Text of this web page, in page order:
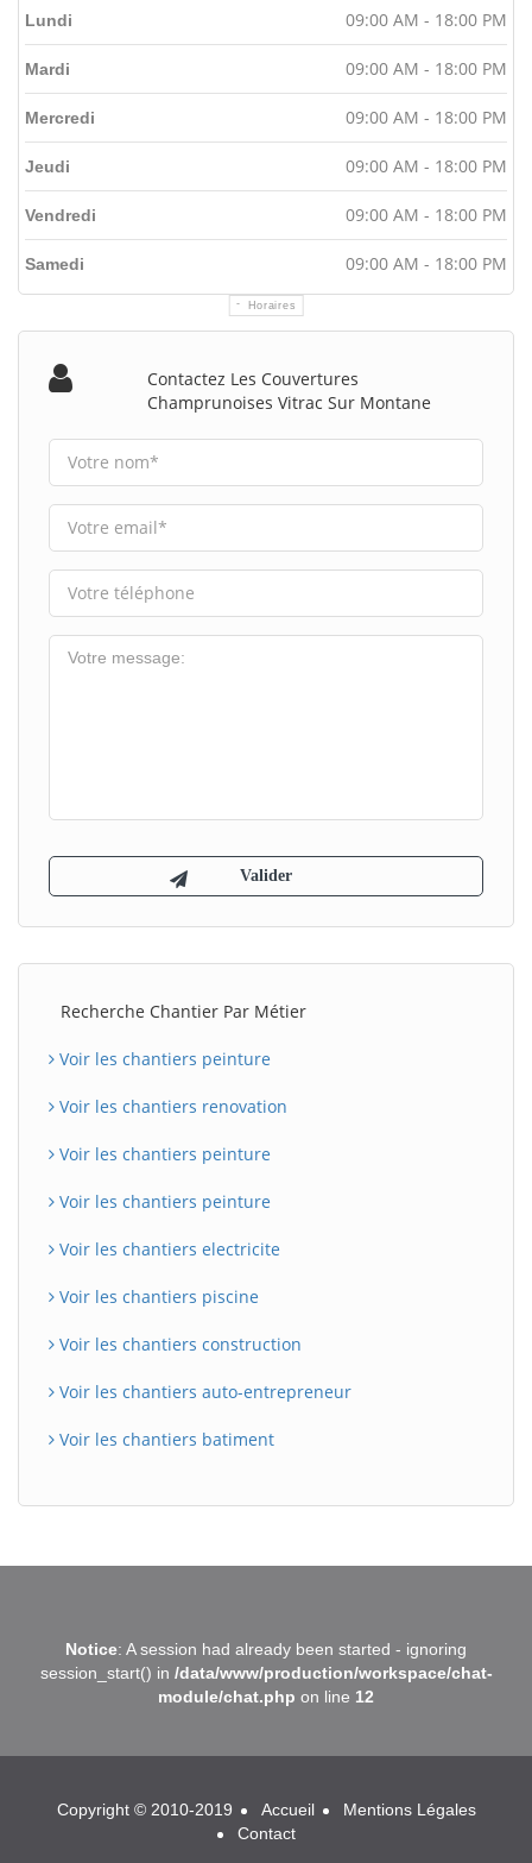
Horaires
Lundi 09:00 AM - 18:00 PM
Mardi 09:00 AM - 18:00 PM
Mercredi 09:00 AM - 18:00 PM
Jeudi 09:00 AM - 18:00 PM
Vendredi 09:00 AM - 18:00 PM
Samedi 09:00 AM - 18:00 PM
Contactez Les Couvertures
Champrunoises Vitrac Sur Montane
Recherche Chantier Par Métier
Voir les chantiers peinture
Voir les chantiers renovation
Voir les chantiers peinture
Voir les chantiers peinture
Voir les chantiers electricite
Voir les chantiers piscine
Voir les chantiers construction
Voir les chantiers auto-entrepreneur
Voir les chantiers batiment
Notice: A session had already been started - ignoring
session_start() in /data/www/production/workspace/chat-
module/chat.php on line 12
B
Assistant en ligne
Copyright © 2010-2019 Accueil
Mentions Légales
Contact